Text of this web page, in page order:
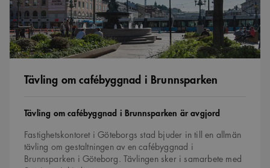
Tävling om cafébyggnad i Brunnsparken
Tävling
Tävling om cafébyggnad i Brunnsparken är avgjord
Fastighetskontoret i Göteborgs stad bjuder in till en allmän
tävling om gestaltningen av en cafébyggnad i
Brunnsparken i Göteborg. Tävlingen sker i samarbete med